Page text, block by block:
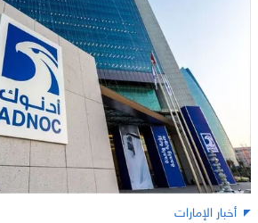
أخبار الإمارات